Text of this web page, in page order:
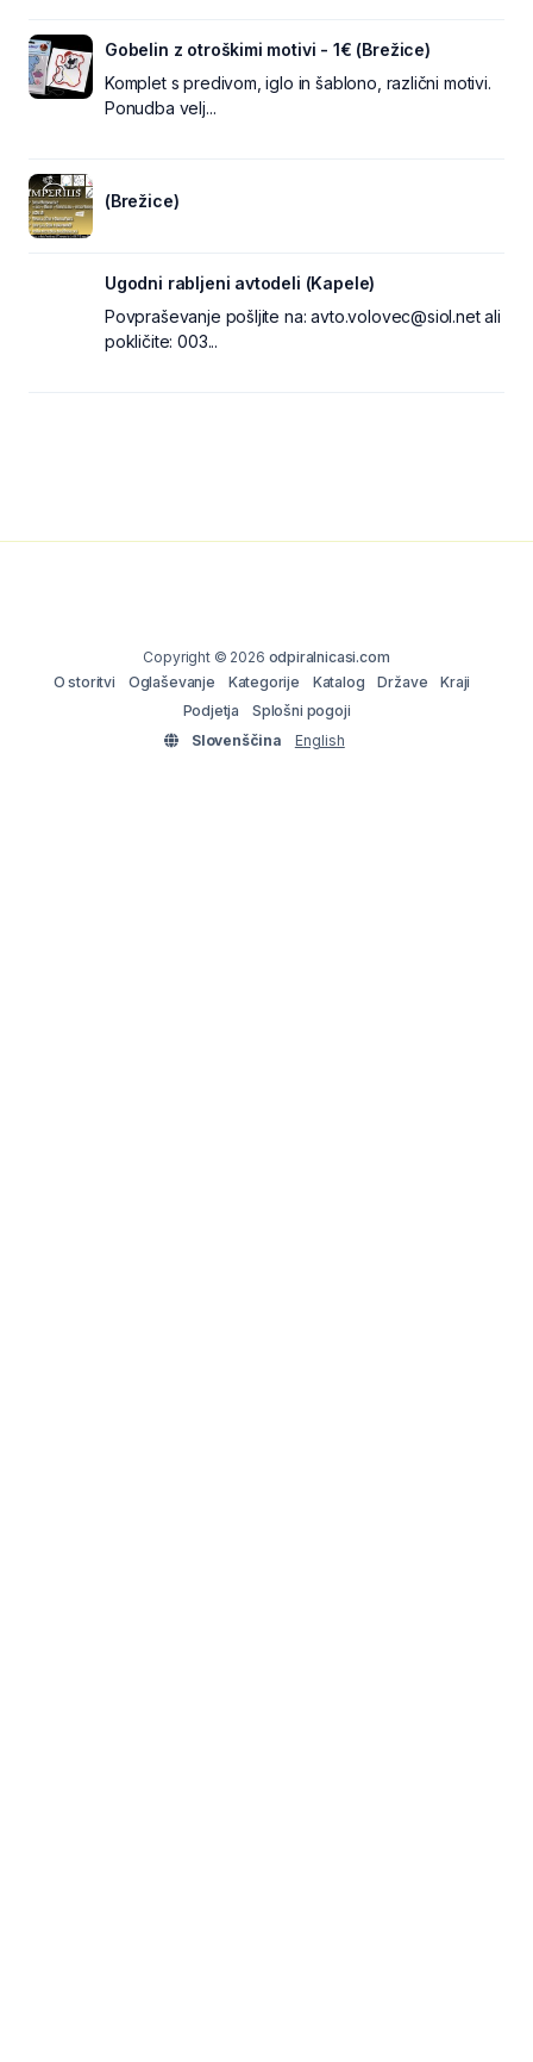
Gobelin z otroškimi motivi - 1€ (Brežice)
Komplet s predivom, iglo in šablono, različni motivi.
Ponudba velj...
(Brežice)
Ugodni rabljeni avtodeli (Kapele)
Povpraševanje pošljite na: avto.volovec@siol.net ali
pokličite: 003...
Copyright © 2026 odpiralnicasi.com
O storitvi
Oglaševanje Kategorije Katalog Države
Kraji
Podjetja
Splošni pogoji
Slovenščina
English